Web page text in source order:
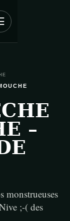
–
monstrueuses
;-( des